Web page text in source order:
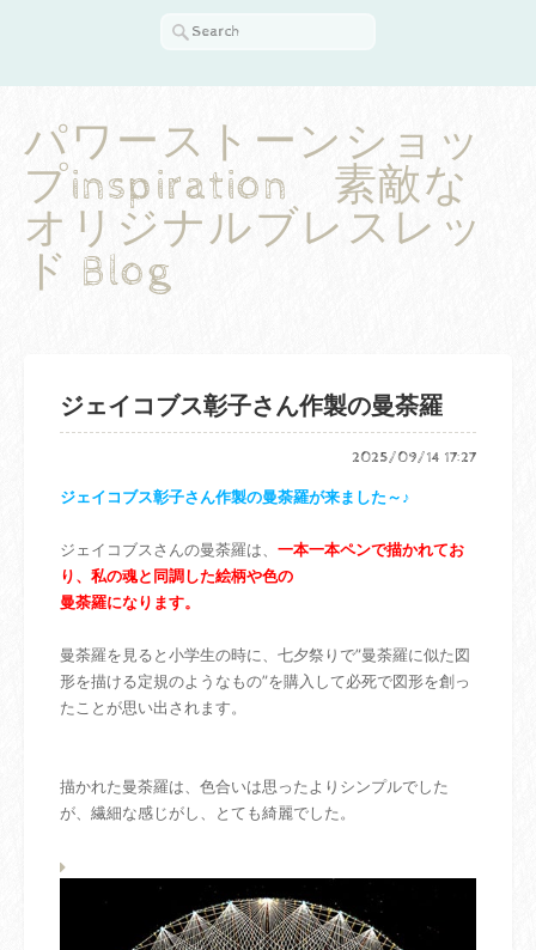
パワーストーンショッ
プinspiration 素敵な
オリジナルブレスレッ
ド Blog
ジェイコブス彰子さん作製の曼荼羅
2025/09/14 17:27
ジェイコブス彰子さん作製の曼荼羅が来ました～♪
ジェイコブスさんの曼荼羅は、 一本一本ペンで描かれてお
り、私の魂と同調した絵柄や色の
曼荼羅になります。
曼荼羅を見ると小学生の時に、七夕祭りで”曼荼羅に似た図
形を描ける定規のようなもの”を購入して必死で図形を創っ
たことが思い出されます。
描かれた曼荼羅は、色合いは思ったよりシンプルでした
が、繊細な感じがし、とても綺麗でした。